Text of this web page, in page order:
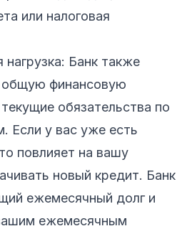
или налоговая
Банк также
общую финансовую
обязательства по
Если у вас уже есть
повлияет на вашу
новый кредит. Банк
ежемесячный долг и
ежемесячным